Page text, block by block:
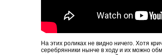
На этих роликах не видно ничего. Хотя
серебрянники нынче в ходу и их можно